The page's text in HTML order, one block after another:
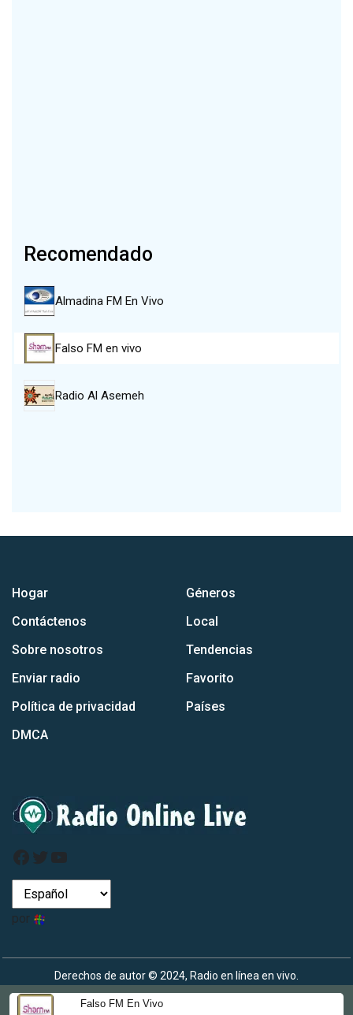
Falso FM En Vivo
Recomendado
Almadina FM En Vivo
Falso FM en vivo
Radio Al Asemeh
Hogar
Contáctenos
Sobre nosotros
Enviar radio
Política de privacidad
DMCA
Géneros
Local
Tendencias
Favorito
Países
Facebook
Gorjeo
Youtube
por
Derechos de autor © 2024, Radio en línea en vivo.